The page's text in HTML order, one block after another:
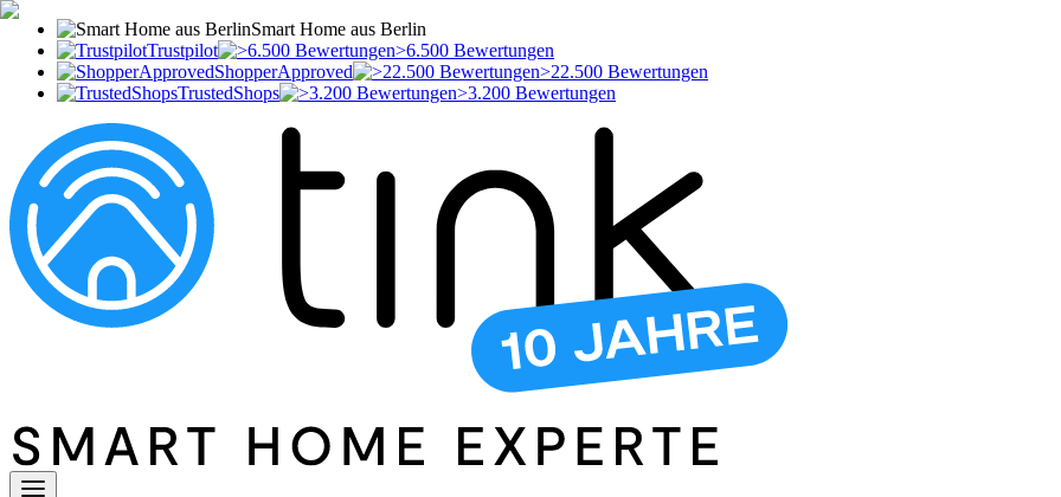
Smart Home aus Berlin
Trustpilot
>6.500 Bewertungen
ShopperApproved
>22.500 Bewertungen
TrustedShops
>3.200 Bewertungen